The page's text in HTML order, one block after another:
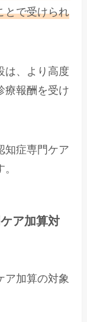
とで受けられ
は、より高度
療報酬を受け
知症専門ケア
ア加算対
ア加算の対象